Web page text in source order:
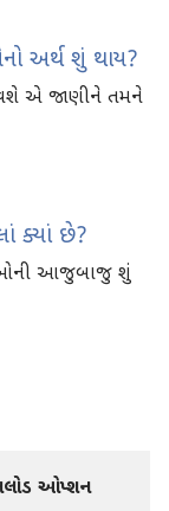
અર્થ શું થાય?
એ જાણીને તમને
ક્યાં છે?
આજુબાજુ શું
ઓપ્શન